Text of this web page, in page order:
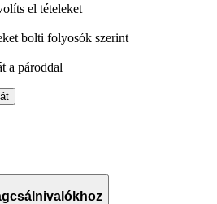
el tételeket
bolti folyosók szerint
a pároddal